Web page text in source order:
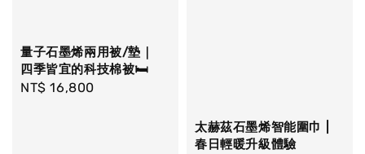
量子石墨烯兩用被/墊｜
四季皆宜的科技棉被🛏️
Regular
NT$ 16,800
太赫茲石墨烯智能圍巾 |
春日輕暖升級體驗